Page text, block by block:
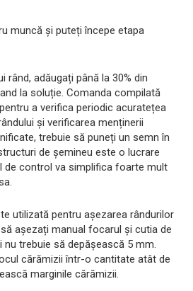
muncă și puteți începe etapa
rând, adăugați până la 30% din
la soluție. Comanda compilată
a verifica periodic acuratețea
și verificarea menținerii
trebuie să puneți un semn în
de șemineu este o lucrare
de control va simplifica foarte mult
utilizată pentru așezarea rândurilor
așezați manual focarul și cutia de
trebuie să depășească 5 mm.
cărămizii într-o cantitate atât de
marginile cărămizii.